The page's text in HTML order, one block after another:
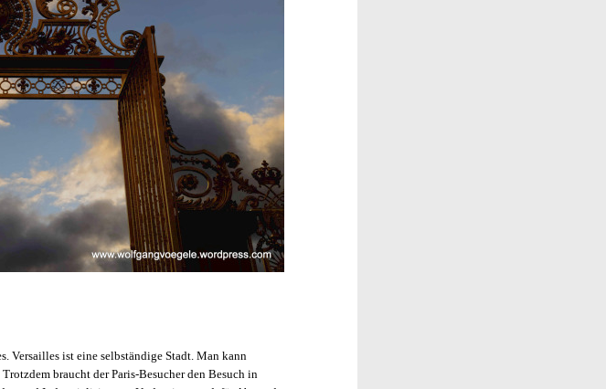
Versailles ist eine selbständige Stadt. Man kann
braucht der Paris-Besucher den Besuch in